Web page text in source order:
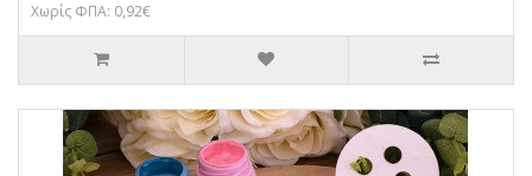
Χωρίς ΦΠΑ: 0,92€